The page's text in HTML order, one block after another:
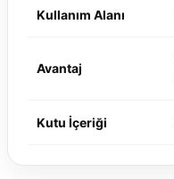
Kullanım Alanı
Avantaj
Kutu İçeriği